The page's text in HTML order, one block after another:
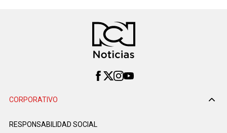
CORPORATIVO
RESPONSABILIDAD SOCIAL